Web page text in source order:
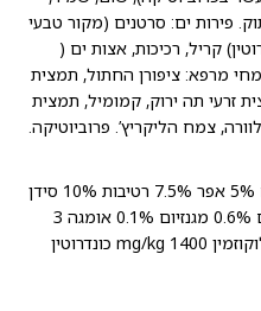
פירות ים: סרטנים (מקור טבעי
קריל, רכיכות, אצות ים (
תמציות צמחי מרפא: ציפורן החתול, תמצית
זרעי תה ירוק, קמומיל, תמצית
צמח הליקריץ’. פרוביוטיקה.
חלבון 23% שומן 9% סיבים תזונתיים 5% אפר 7.5% רטיבות 10% סידן
1.4% זרחן 1% סודיום 0.3% פוטסיום 0.6% מגנזיום 0.1% אומגה 3
1.0% אומגה 6 2.2% טאורין 0.2% גלוקוזמין 1400 mg/kg כונדרוטין